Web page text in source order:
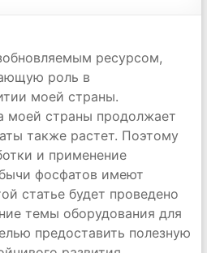
ресурсом,
роль в
моей страны.
моей страны продолжает
также растет. Поэтому
и применение
фосфатов имеют
статье будет проведено
темы оборудования для
предоставить полезную